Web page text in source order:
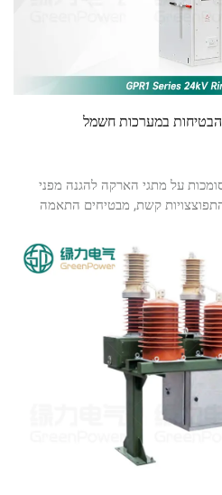
במערכות חשמל
על מתגי הארקה להגנה מפני
קשת, מבטיחים התאמה
הבטיחות כבר עכשיו.